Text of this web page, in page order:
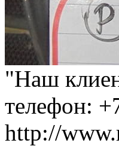
"Наш
телефон:
http://